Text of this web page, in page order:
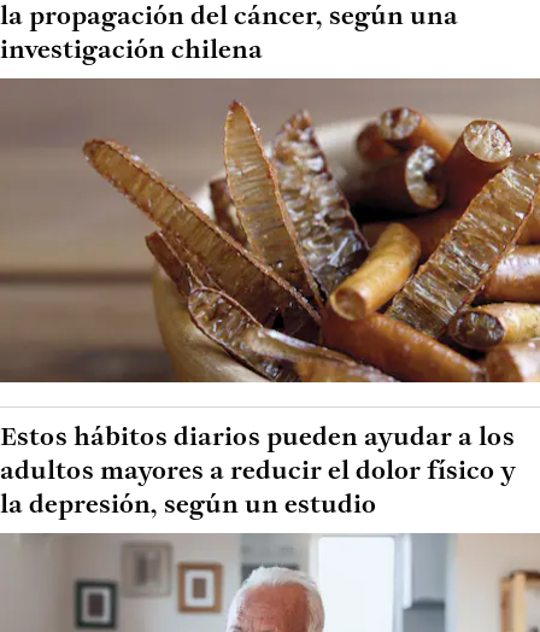
la propagación del cáncer, según una
investigación chilena
Estos hábitos diarios pueden ayudar a los
adultos mayores a reducir el dolor físico y
la depresión, según un estudio